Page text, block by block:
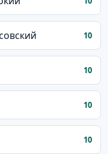
10
10
10
10